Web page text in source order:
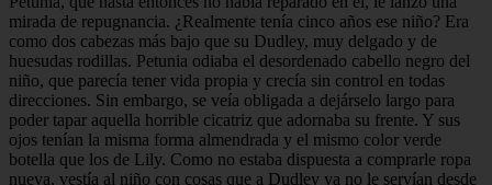
mirada de repugnancia. ¿Realmente tenía cinco años ese niño? Era
como dos cabezas más bajo que su Dudley, muy delgado y de
huesudas rodillas. Petunia odiaba el desordenado cabello negro del
niño, que parecía tener vida propia y crecía sin control en todas
direcciones. Sin embargo, se veía obligada a dejárselo largo para
poder tapar aquella horrible cicatriz que adornaba su frente. Y sus
ojos tenían la misma forma almendrada y el mismo color verde
botella que los de Lily. Como no estaba dispuesta a comprarle ropa
nueva, vestía al niño con cosas que a Dudley ya no le servían desde